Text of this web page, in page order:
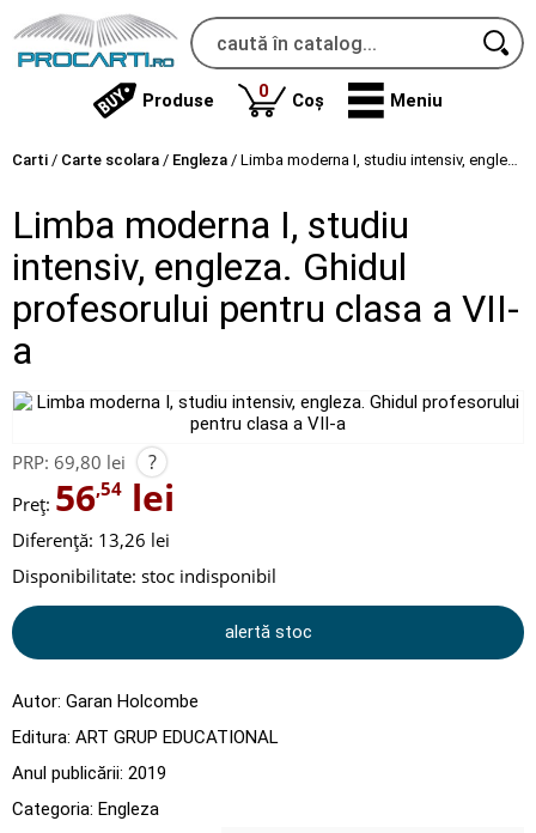
Produse 0produse
Coș Meniu
Carti / Carte scolara / Engleza / Limba moderna I, studiu intensiv, engleza. Ghidul profesorului pentru clasa a VII-a
Limba moderna I, studiu
intensiv, engleza. Ghidul
profesorului pentru clasa a VII-
a
PRP: 69,80 lei ?
Preț: 56,54 lei
Diferență: 13,26 lei
Disponibilitate: stoc indisponibil
alertă stoc
Autor: Garan Holcombe
Editura: ART GRUP EDUCATIONAL
Anul publicării: 2019
Categoria: Engleza